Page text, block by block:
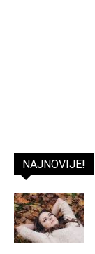
NAJNOVIJE!